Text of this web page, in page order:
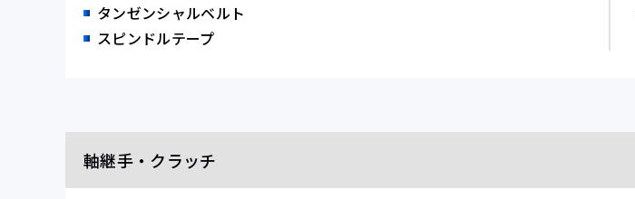
タンゼンシャルベルト
スピンドルテープ
軸継手・クラッチ